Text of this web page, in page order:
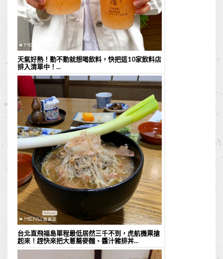
天氣好熱！動不動就想喝飲料，快把這10家飲料店
排入清單中！...
台北直飛福島單程最低居然三千不到，虎航機票搶
起來！趕快來把大蔥蕎麥麵、醬汁豬排丼...